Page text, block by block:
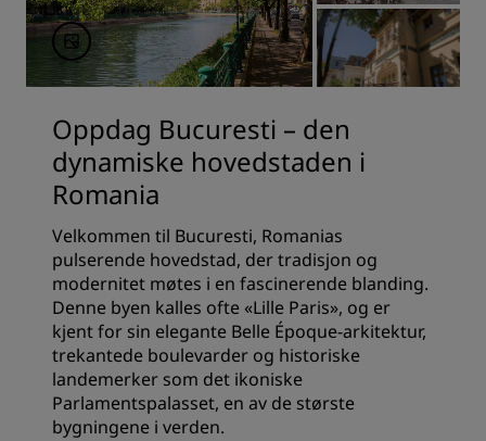
Oppdag Bucuresti – den
dynamiske hovedstaden i
Romania
Velkommen til Bucuresti, Romanias
pulserende hovedstad, der tradisjon og
modernitet møtes i en fascinerende blanding.
Denne byen kalles ofte «Lille Paris», og er
kjent for sin elegante Belle Époque-arkitektur,
trekantede boulevarder og historiske
landemerker som det ikoniske
Parlamentspalasset, en av de største
bygningene i verden.